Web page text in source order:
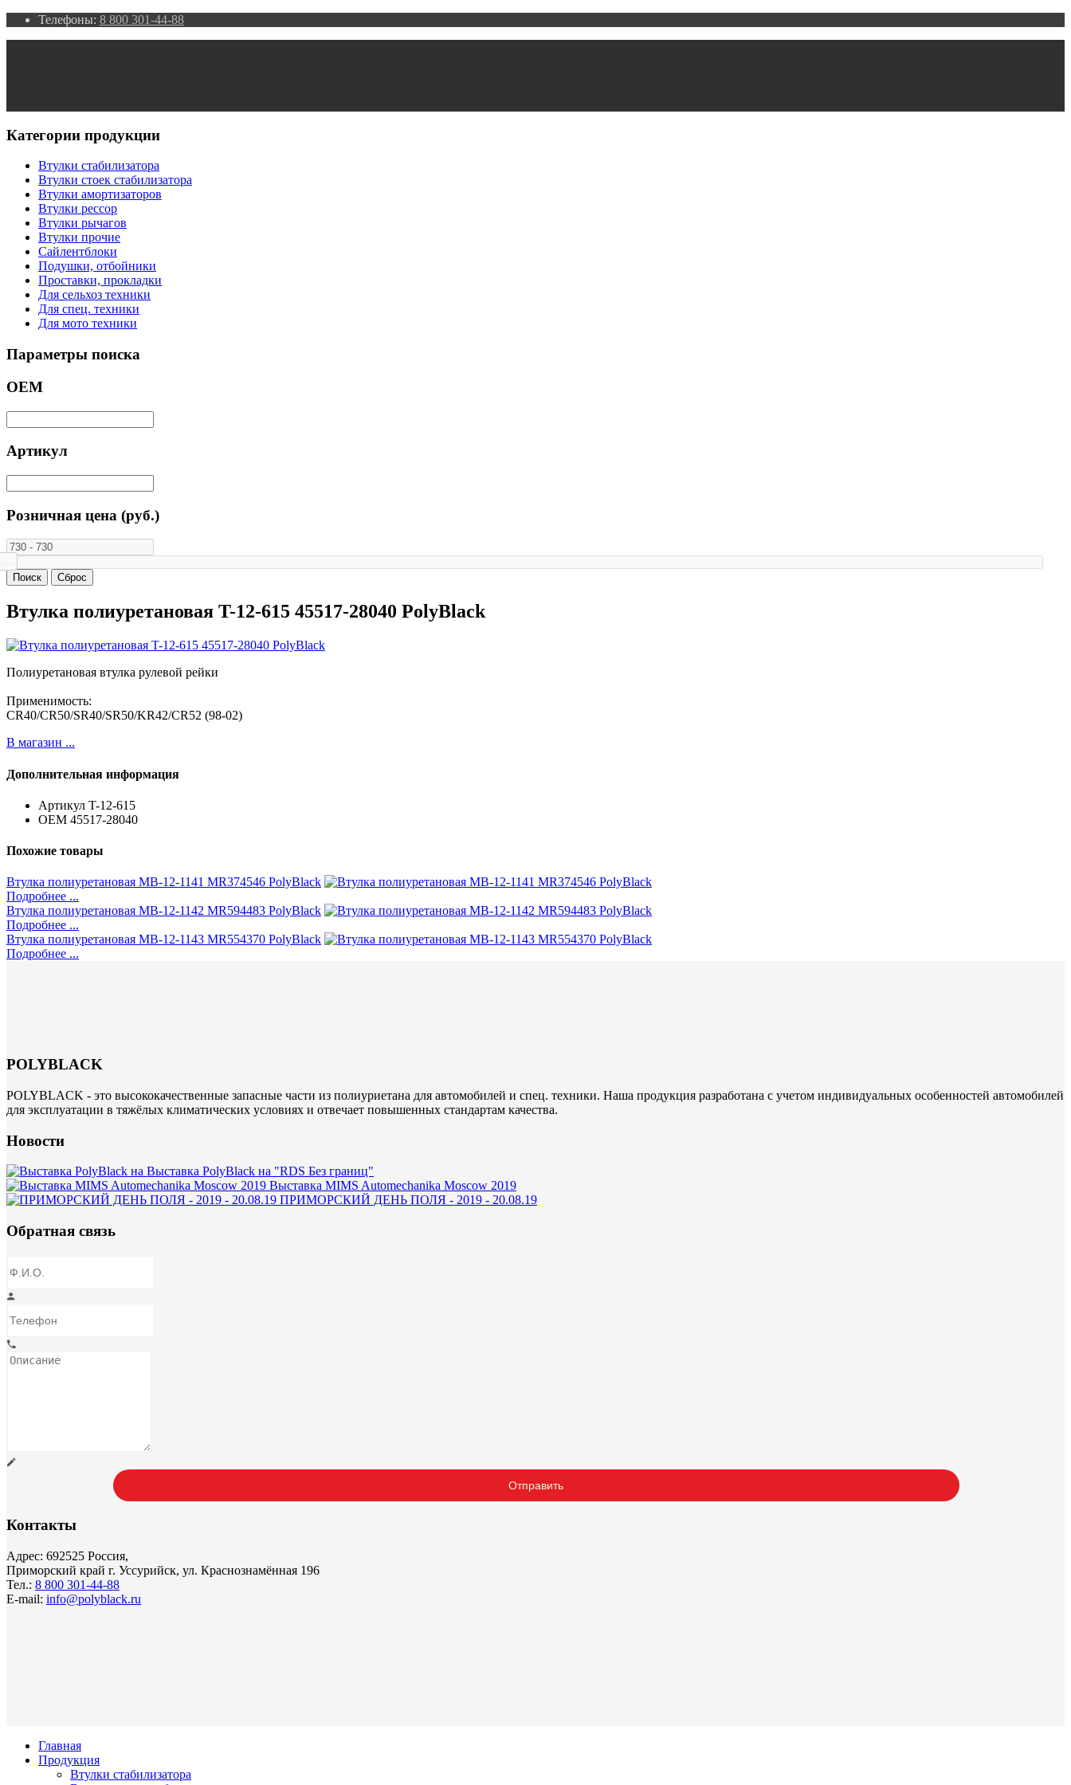
Телефоны: 8 800 301-44-88
Категории продукции
Втулки стабилизатора
Втулки стоек стабилизатора
Втулки амортизаторов
Втулки рессор
Втулки рычагов
Втулки прочие
Сайлентблоки
Подушки, отбойники
Проставки, прокладки
Для сельхоз техники
Для спец. техники
Для мото техники
Параметры поиска
ОЕМ
Артикул
Розничная цена (руб.)
Втулка полиуретановая T-12-615 45517-28040 PolyBlack
Полиуретановая втулка рулевой рейки
Применимость:
CR40/CR50/SR40/SR50/KR42/CR52 (98-02)
В магазин ...
Дополнительная информация
Артикул T-12-615
ОЕМ 45517-28040
Похожие товары
Втулка полиуретановая MB-12-1141 MR374546 PolyBlack
Подробнее ...
Втулка полиуретановая MB-12-1142 MR594483 PolyBlack
Подробнее ...
Втулка полиуретановая MB-12-1143 MR554370 PolyBlack
Подробнее ...
POLYBLACK
POLYBLACK - это высококачественные запасные части из полиуриетана для автомобилей и спец. техники. Наша продукция разработана с учетом индивидуальных особенностей автомобилей
для эксплуатации в тяжёлых климатических условиях и отвечает повышенных стандартам качества.
Новости
Выставка PolyBlack на "RDS Без границ"
Выставка MIMS Automechanika Moscow 2019
ПРИМОРСКИЙ ДЕНЬ ПОЛЯ - 2019 - 20.08.19
Обратная связь
Контакты
Адрес: 692525 Россия,
Приморский край г. Уссурийск, ул. Краснознамённая 196
Тел.: 8 800 301-44-88
E-mail: info@polyblack.ru
Главная
Продукция
Втулки стабилизатора